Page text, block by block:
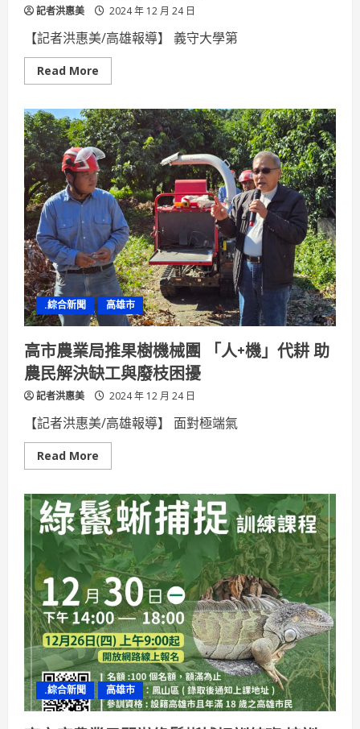
記者洪惠美 2024 年 12 月 24 日
【記者洪惠美/高雄報導】 義守大學第
Read More
more
守
大
學
第
12
屆
校
友
會
理
監
事
就
職
典
禮
熱
鬧
溫
馨
展
現
凝
聚
力
與
願
景
.綜合新聞 高雄市
高市農業局推果樹機械團 「人+機」代耕 助
農民解決缺工與廢枝困擾
記者洪惠美 2024 年 12 月 24 日
【記者洪惠美/高雄報導】 面對極端氣
Read More
more
市
農
業
局
推
果
樹
機
械
團
「人
+機」
代
耕
助
農
民
解
決
缺
工
.綜合新聞 高雄市